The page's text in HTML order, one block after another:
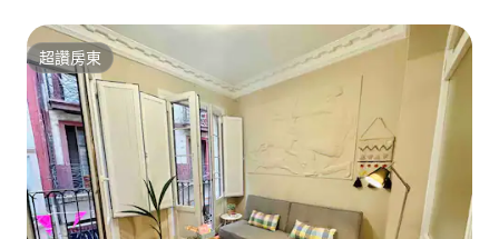
超讚房東
超讚房東